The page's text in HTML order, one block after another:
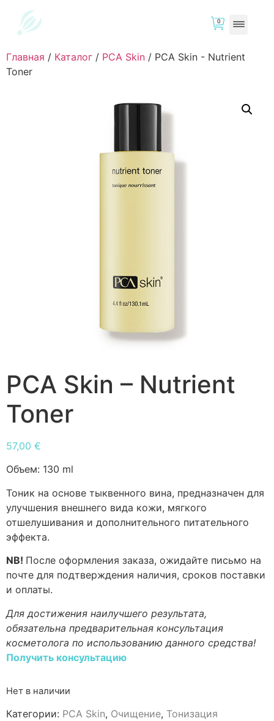
0
Главная / Каталог / PCA Skin / PCA Skin - Nutrient
Toner
PCA Skin – Nutrient
Toner
57,00 €
Объем: 130 ml
Тоник на основе тыквенного вина, предназначен для
улучшения внешнего вида кожи, мягкого
отшелушивания и дополнительного питательного
эффекта.
NB! После оформления заказа, ожидайте письмо на
почте для подтверждения наличия, сроков поставки
и оплаты.
Для достижения наилучшего результата,
обязательна предварительная консультация
косметолога по использованию данного средства!
Получить консультацию
Нет в наличии
Категории: PCA Skin, Очищение, Тонизация